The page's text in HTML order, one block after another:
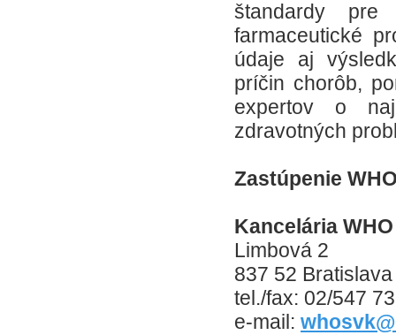
štandardy pre
farmaceutické
údaje aj
príčin chorôb,
expertov o
zdravotných
Zastúpenie
Kancelária
Limbová 2
837 52 Bratislava
tel./fax: 02/547
e-mail: